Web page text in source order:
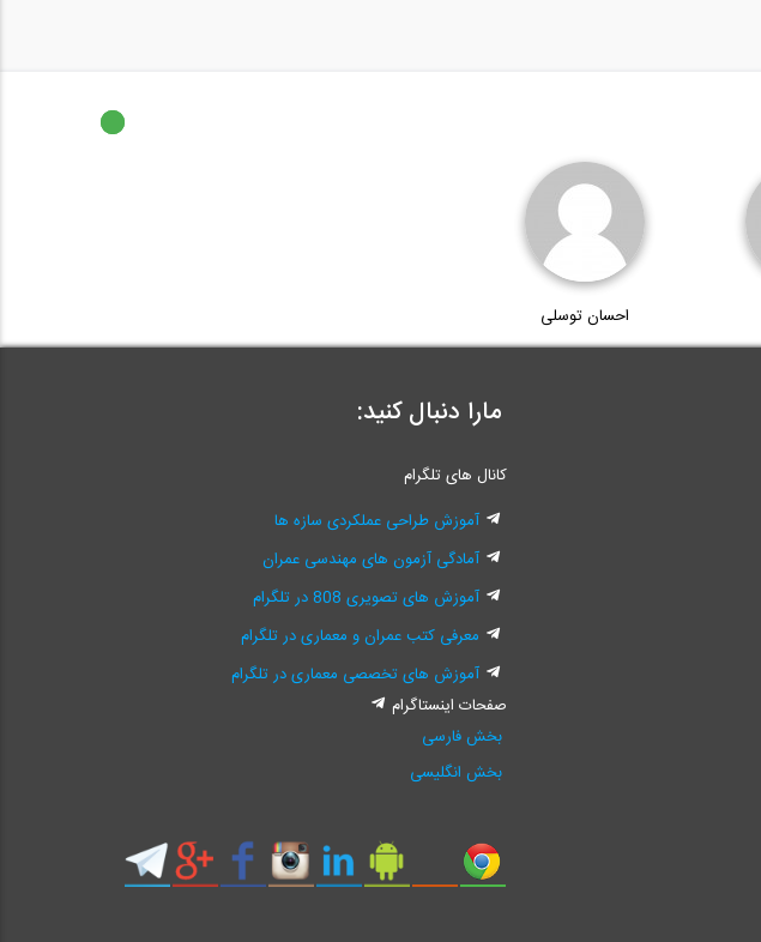
احسان توسلی
مارا دنبال کنید:
کانال های تلگرام
آموزش طراحی عملکردی سازه ها
آمادگی آزمون های مهندسی عمران
آموزش های تصویری 808 در تلگرام
معرفی کتب عمران و معماری در تلگرام
آموزش های تخصصی معماری در تلگرام
صفحات اینستاگرام
بخش فارسی
بخش انگلیسی